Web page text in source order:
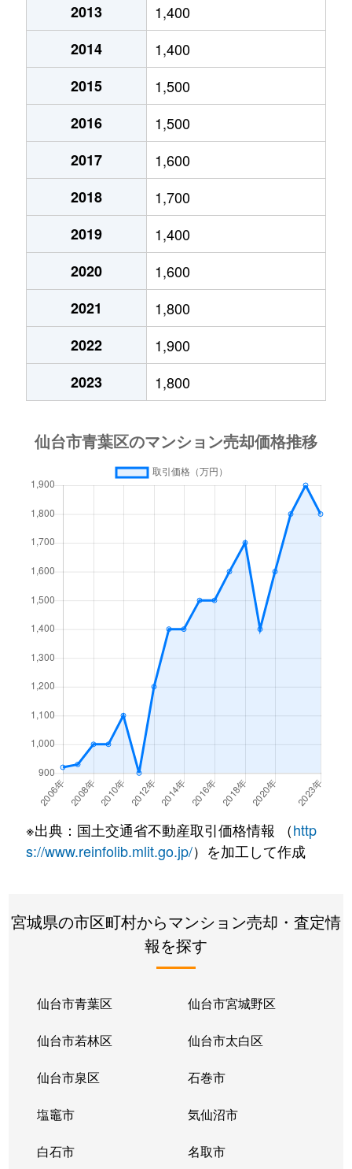
4,000万円
510万円
540万円
4,400万円
1,400万円
2,800万円
1,000万円
4,700万円
390万円
700万円
770万円
五橋
五橋
4,500万円
大町
霊屋下
4,400万円
大町西公園
霊屋下
大町西公園
1,000万円
大町西公園
霊屋下
1,400万円
小田原
3,500万円
1,200万円
小田原
2,700万円
東照宮
落合
980万円
陸前落合
折立
770万円
陸前落合
花京院
1,800万円
仙台
2,200万円
花京院
5,200万円
仙台
花京院
2,800万円
仙台
花京院
2,800万円
仙台
柏木
北四番丁
柏木
5,600万円
北四番丁
2013
1,400
2014
1,400
2015
1,500
2016
1,500
2017
1,600
2018
1,700
2019
1,400
2020
1,600
2021
1,800
2022
1,900
2023
1,800
※出典：国土交通省不動産取引価格情報 （http
s://www.reinfolib.mlit.go.jp/）を加工して作成
宮城県の市区町村からマンション売却・査定情
報を探す
仙台市青葉区 仙台市宮城野区
仙台市若林区 仙台市太白区
仙台市泉区 石巻市
塩竈市 気仙沼市
白石市 名取市